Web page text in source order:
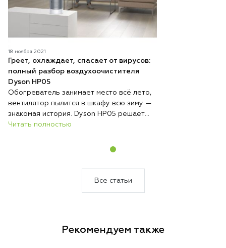
18 ноября 2021
Греет, охлаждает, спасает от вирусов:
полный разбор воздухоочистителя
Dyson HP05
Обогреватель занимает место всё лето,
вентилятор пылится в шкафу всю зиму —
знакомая история. Dyson HP05 решает
эту проблему радикально: один
одном месте и выполняет три функции —
перестановки техники, никакого поиска
Читать полностью
Все статьи
Рекомендуем также